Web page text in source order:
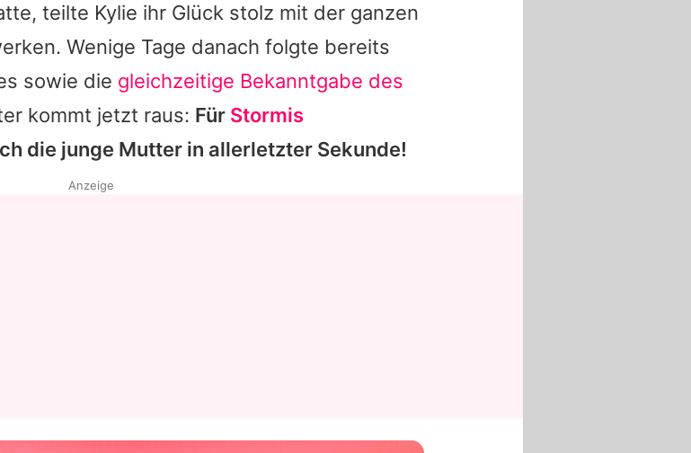
teilte Kylie ihr Glück stolz mit der ganzen
Wenige Tage danach folgte bereits
sowie die gleichzeitige Bekanntgabe des
kommt jetzt raus: Für Stormis
die junge Mutter in allerletzter Sekunde!
Anzeige